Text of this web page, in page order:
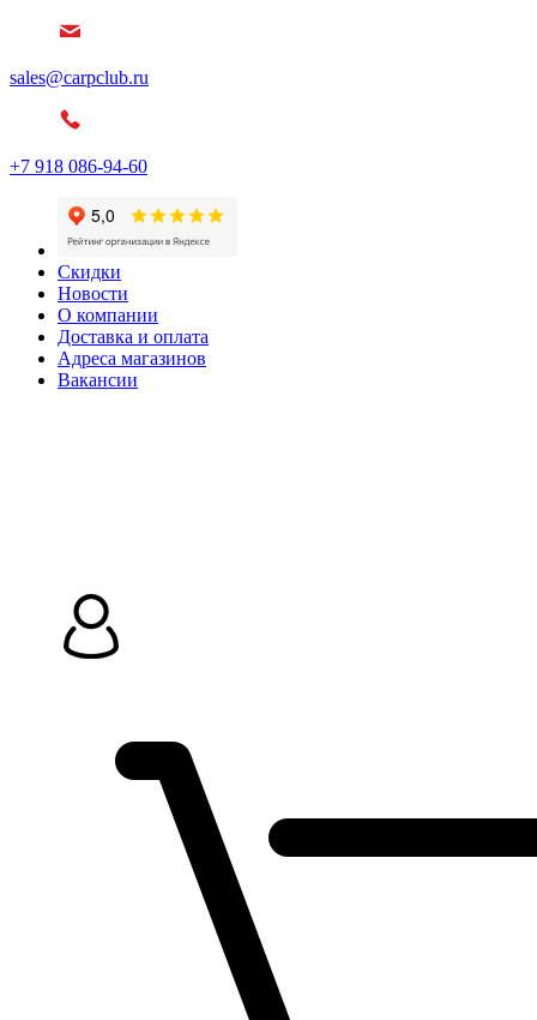
sales@carpclub.ru
+7 918 086-94-60
Скидки
Новости
О компании
Доставка и оплата
Адреса магазинов
Вакансии